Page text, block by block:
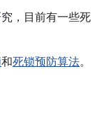
，目前有一些死
和死锁预防算法。